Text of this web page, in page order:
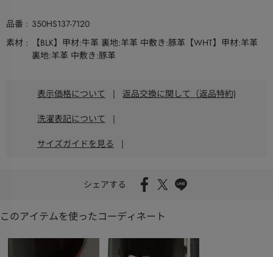
品番
350HS137-7120
素材
【BLK】甲材:牛革 裏地:羊革 中敷き:豚革【WHT】甲材:羊革
裏地:羊革 中敷き:豚革
表示価格について | 返品交換に関して（返品特約)
洗濯表記について |
サイズガイドを見る |
シェアする
このアイテムを使ったコーディネート